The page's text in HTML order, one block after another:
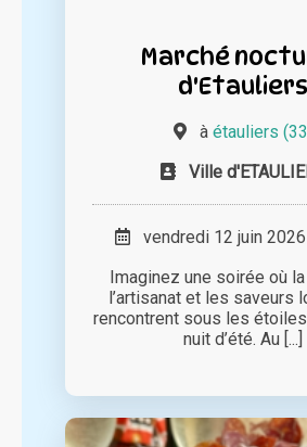
Marché
d'Etauliers
à étauliers
Ville
vendredi 12 juin
Imaginez une soirée où
l’artisanat et les saveurs
rencontrent sous les étoiles
nuit d’été. Au [...]